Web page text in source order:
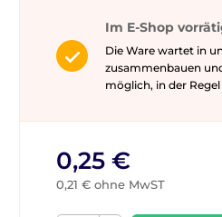
Im E-Shop
Die Ware wartet in
zusammenbauen
möglich, in der
0,25 €
0,21 € ohne MwST